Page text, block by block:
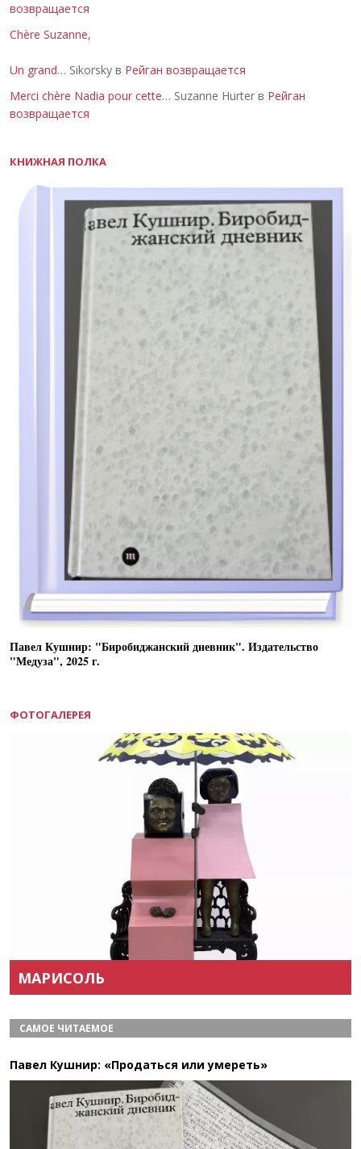
возвращается
Chère Suzanne,
Un grand… Sikorsky в Рейган возвращается
Merci chère Nadia pour cette… Suzanne Hurter в Рейган
возвращается
КНИЖНАЯ ПОЛКА
Павел Кушнир: "Биробиджанский дневник". Издательство
"Медуза", 2025 г.
ФОТОГАЛЕРЕЯ
МАРИСОЛЬ
САМОЕ ЧИТАЕМОЕ
Павел Кушнир: «Продаться или умереть»